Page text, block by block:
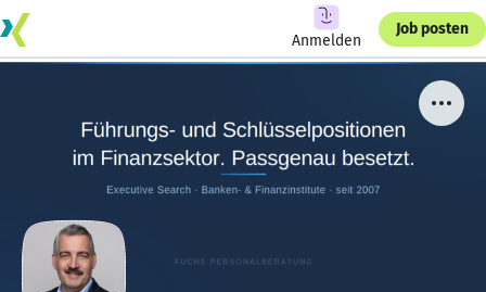
Anmelden
Job posten